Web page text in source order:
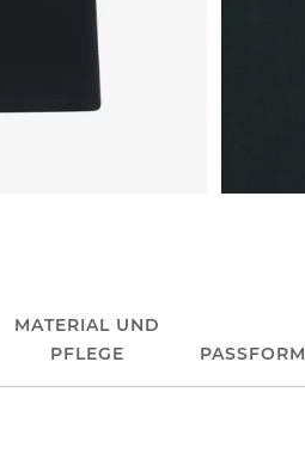
MATERIAL UND
PFLEGE
PASSFORM